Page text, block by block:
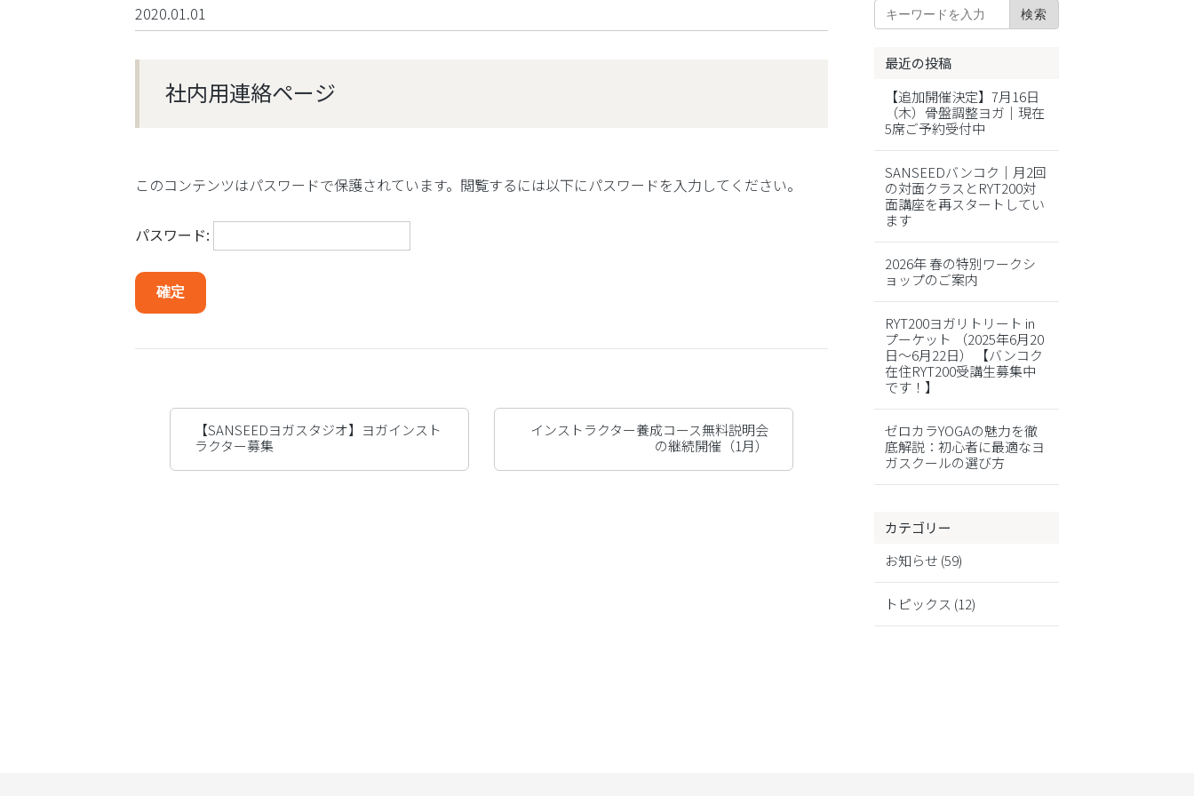
2020.01.01
社内用連絡ページ
このコンテンツはパスワードで保護されています。閲覧するには以下にパスワードを入力してください。
パスワード:
【SANSEEDヨガスタジオ】ヨガインスト
ラクター募集
インストラクター養成コース無料説明会
の継続開催（1月）
最近の投稿
【追加開催決定】7月16日
（木）骨盤調整ヨガ｜現在
5席ご予約受付中
SANSEEDバンコク｜月2回
の対面クラスとRYT200対
面講座を再スタートしてい
ます
2026年 春の特別ワークシ
ョップのご案内
RYT200ヨガリトリート in
プーケット （2025年6月20
日～6月22日） 【バンコク
在住RYT200受講生募集中
です！】
ゼロカラYOGAの魅力を徹
底解説：初心者に最適なヨ
ガスクールの選び方
カテゴリー
お知らせ (59)
トピックス (12)